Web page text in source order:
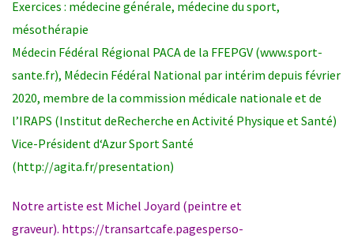
Exercices : médecine générale, médecine du sport,
mésothérapie
Médecin Fédéral Régional PACA de la FFEPGV (www.sport-
sante.fr), Médecin Fédéral National par intérim depuis février
2020, membre de la commission médicale nationale et de
l’IRAPS (Institut deRecherche en Activité Physique et Santé)
Vice-Président d‘Azur Sport Santé
(http://agita.fr/presentation)
Notre artiste est Michel Joyard (peintre et
graveur). https://transartcafe.pagesperso-